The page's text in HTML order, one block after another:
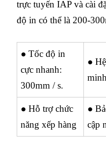
trực tuyến IAP và cài
độ in có thể là 200-
● Tốc độ in
cực nhanh:
300mm / s.
●
minh
● Hỗ trợ chức
năng xếp hàng
●
cập